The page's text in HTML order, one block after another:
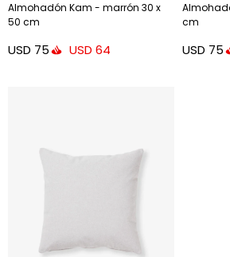
Almohadón Kam - marrón 30 x
50 cm
USD 75 USD 64
cm
USD 75